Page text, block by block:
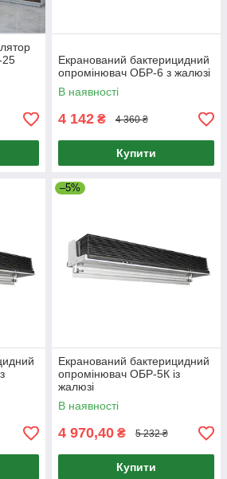
25
Екранований бактерицидний
опромінювач ОБР-6 з жалюзі
В наявності
4 142 ₴ 4 360 ₴
Купити
–5%
Екранований бактерицидний
опромінювач ОБР-5К із
жалюзі
В наявності
4 970,40 ₴ 5 232 ₴
Купити